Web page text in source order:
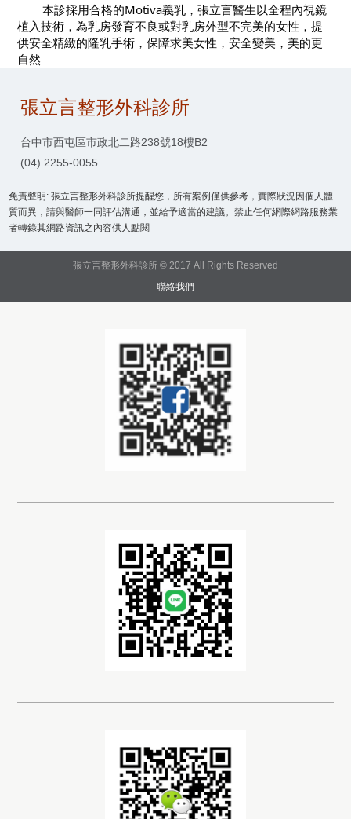
	本診採用合格的Motiva義乳，張立言醫生以全程內視鏡
植入技術，為乳房發育不良或對乳房外型不完美的女性，提
供安全精緻的隆乳手術，保障求美女性，安全變美，美的更
自然
張立言整形外科診所
台中市西屯區市政北二路238號18樓B2
(04) 2255-0055
免責聲明: 張立言整形外科診所提醒您，所有案例僅供參考，實際狀況因個人體
質而異，請與醫師一同評估溝通，並給予適當的建議。禁止任何網際網路服務業
者轉錄其網路資訊之內容供人點閱
張立言整形外科診所 © 2017 All Rights Reserved
聯絡我們